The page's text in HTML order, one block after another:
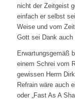
nicht der Zeitgeist
einfach er selbst
Weise und vom
Gott sei Dank
Erwartungsgemäß
einem Schrei vom
gewissen Herrn
Refrain wäre auch
oder „Fast As A